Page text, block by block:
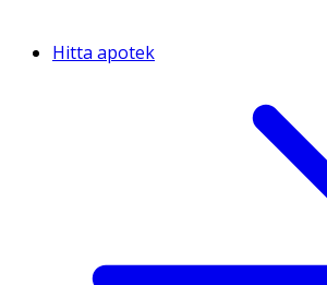
Hitta apotek